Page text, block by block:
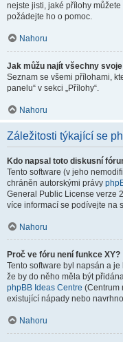
nejste jisti, jaké přílohy
požádejte ho o pomoc.
Nahoru
Jak můžu najít všechny
Seznam se všemi přílohami,
panelu“ v sekci „Přílohy“.
Nahoru
Záležitosti týkající se
Kdo napsal toto diskusní
Tento software (v jeho
chráněn autorskými právy
General Public License verze
více informací se podívejte na
Nahoru
Proč ve fóru není funkce XY?
Tento software byl napsán a
že by do něho měla být
phpBB Ideas Centre (Centrum
existující nápady nebo
Nahoru